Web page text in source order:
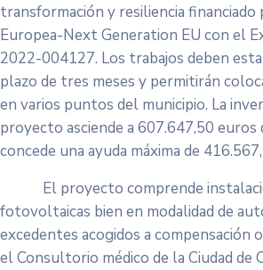
transformación y resiliencia financiado
Europea-Next Generation EU con el
2022-004127. Los trabajos deben
plazo de tres meses y permitirán
en varios puntos del municipio. La
proyecto asciende a 607.647,50 euros
concede una ayuda máxima de
El proyecto comprende
fotovoltaicas bien en modalidad de
excedentes acogidos a compensación
el Consultorio médico de la Ciudad de